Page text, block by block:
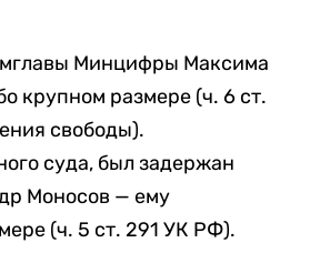
Минцифры Максима
крупном размере (ч. 6 ст.
свободы).
суда, был задержан
Моносов — ему
(ч. 5 ст. 291 УК РФ).